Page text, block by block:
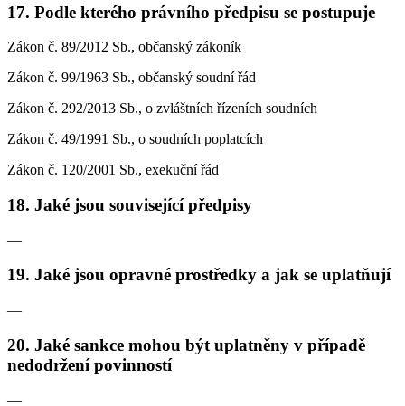
17. Podle kterého právního předpisu se postupuje
Zákon č. 89/2012 Sb., občanský zákoník
Zákon č. 99/1963 Sb., občanský soudní řád
Zákon č. 292/2013 Sb., o zvláštních řízeních soudních
Zákon č. 49/1991 Sb., o soudních poplatcích
Zákon č. 120/2001 Sb., exekuční řád
18. Jaké jsou související předpisy
—
19. Jaké jsou opravné prostředky a jak se uplatňují
—
20. Jaké sankce mohou být uplatněny v případě
nedodržení povinností
—